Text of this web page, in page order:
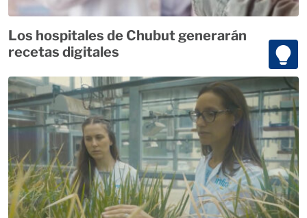
Los hospitales de Chubut generarán
recetas digitales